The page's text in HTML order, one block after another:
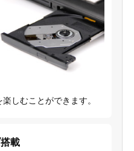
しむことができます。
載